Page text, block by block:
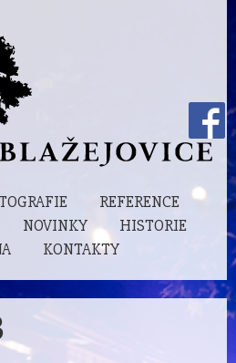
REFERENCE
NOVINKY
HISTORIE
KONTAKTY